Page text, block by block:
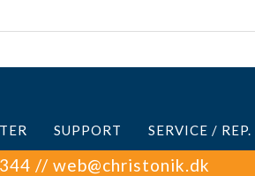
SUPPORT SERVICE / REP.
// web@christonik.dk